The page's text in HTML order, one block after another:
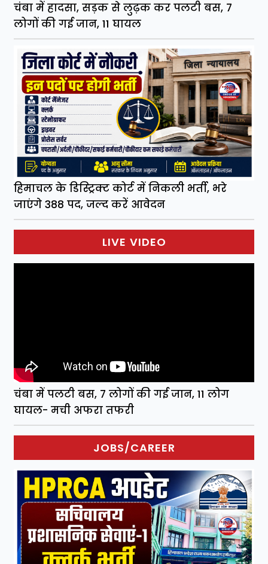
चंबा में हादसा, सड़क से लुढ़क कर पलटी बस, 7
लोगों की गई जान, 11 घायल
हिमाचल के डिस्ट्रिक्ट कोर्ट में निकली भर्ती, भरे
जाएंगे 388 पद, जल्द करें आवेदन
LIVE VIDEO
चंबा में पलटी बस, 7 लोगों की गई जान, 11 लोग
घायल- मची अफरा तफरी
JOBS/CAREER